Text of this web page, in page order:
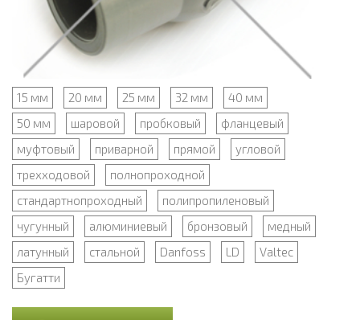
15 мм 20 мм 25 мм 32 мм
40 мм
50 мм
шаровой пробковый
фланцевый
муфтовый
приварной прямой
угловой
трехходовой
полнопроходной
стандартнопроходный
полипропиленовый
чугунный
алюминиевый бронзовый
медный
латунный
стальной Danfoss LD
Valtec
Бугатти